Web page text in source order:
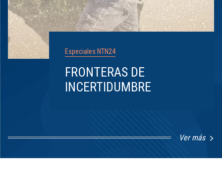
Especiales NTN24
FRONTERAS DE
INCERTIDUMBRE
Ver más